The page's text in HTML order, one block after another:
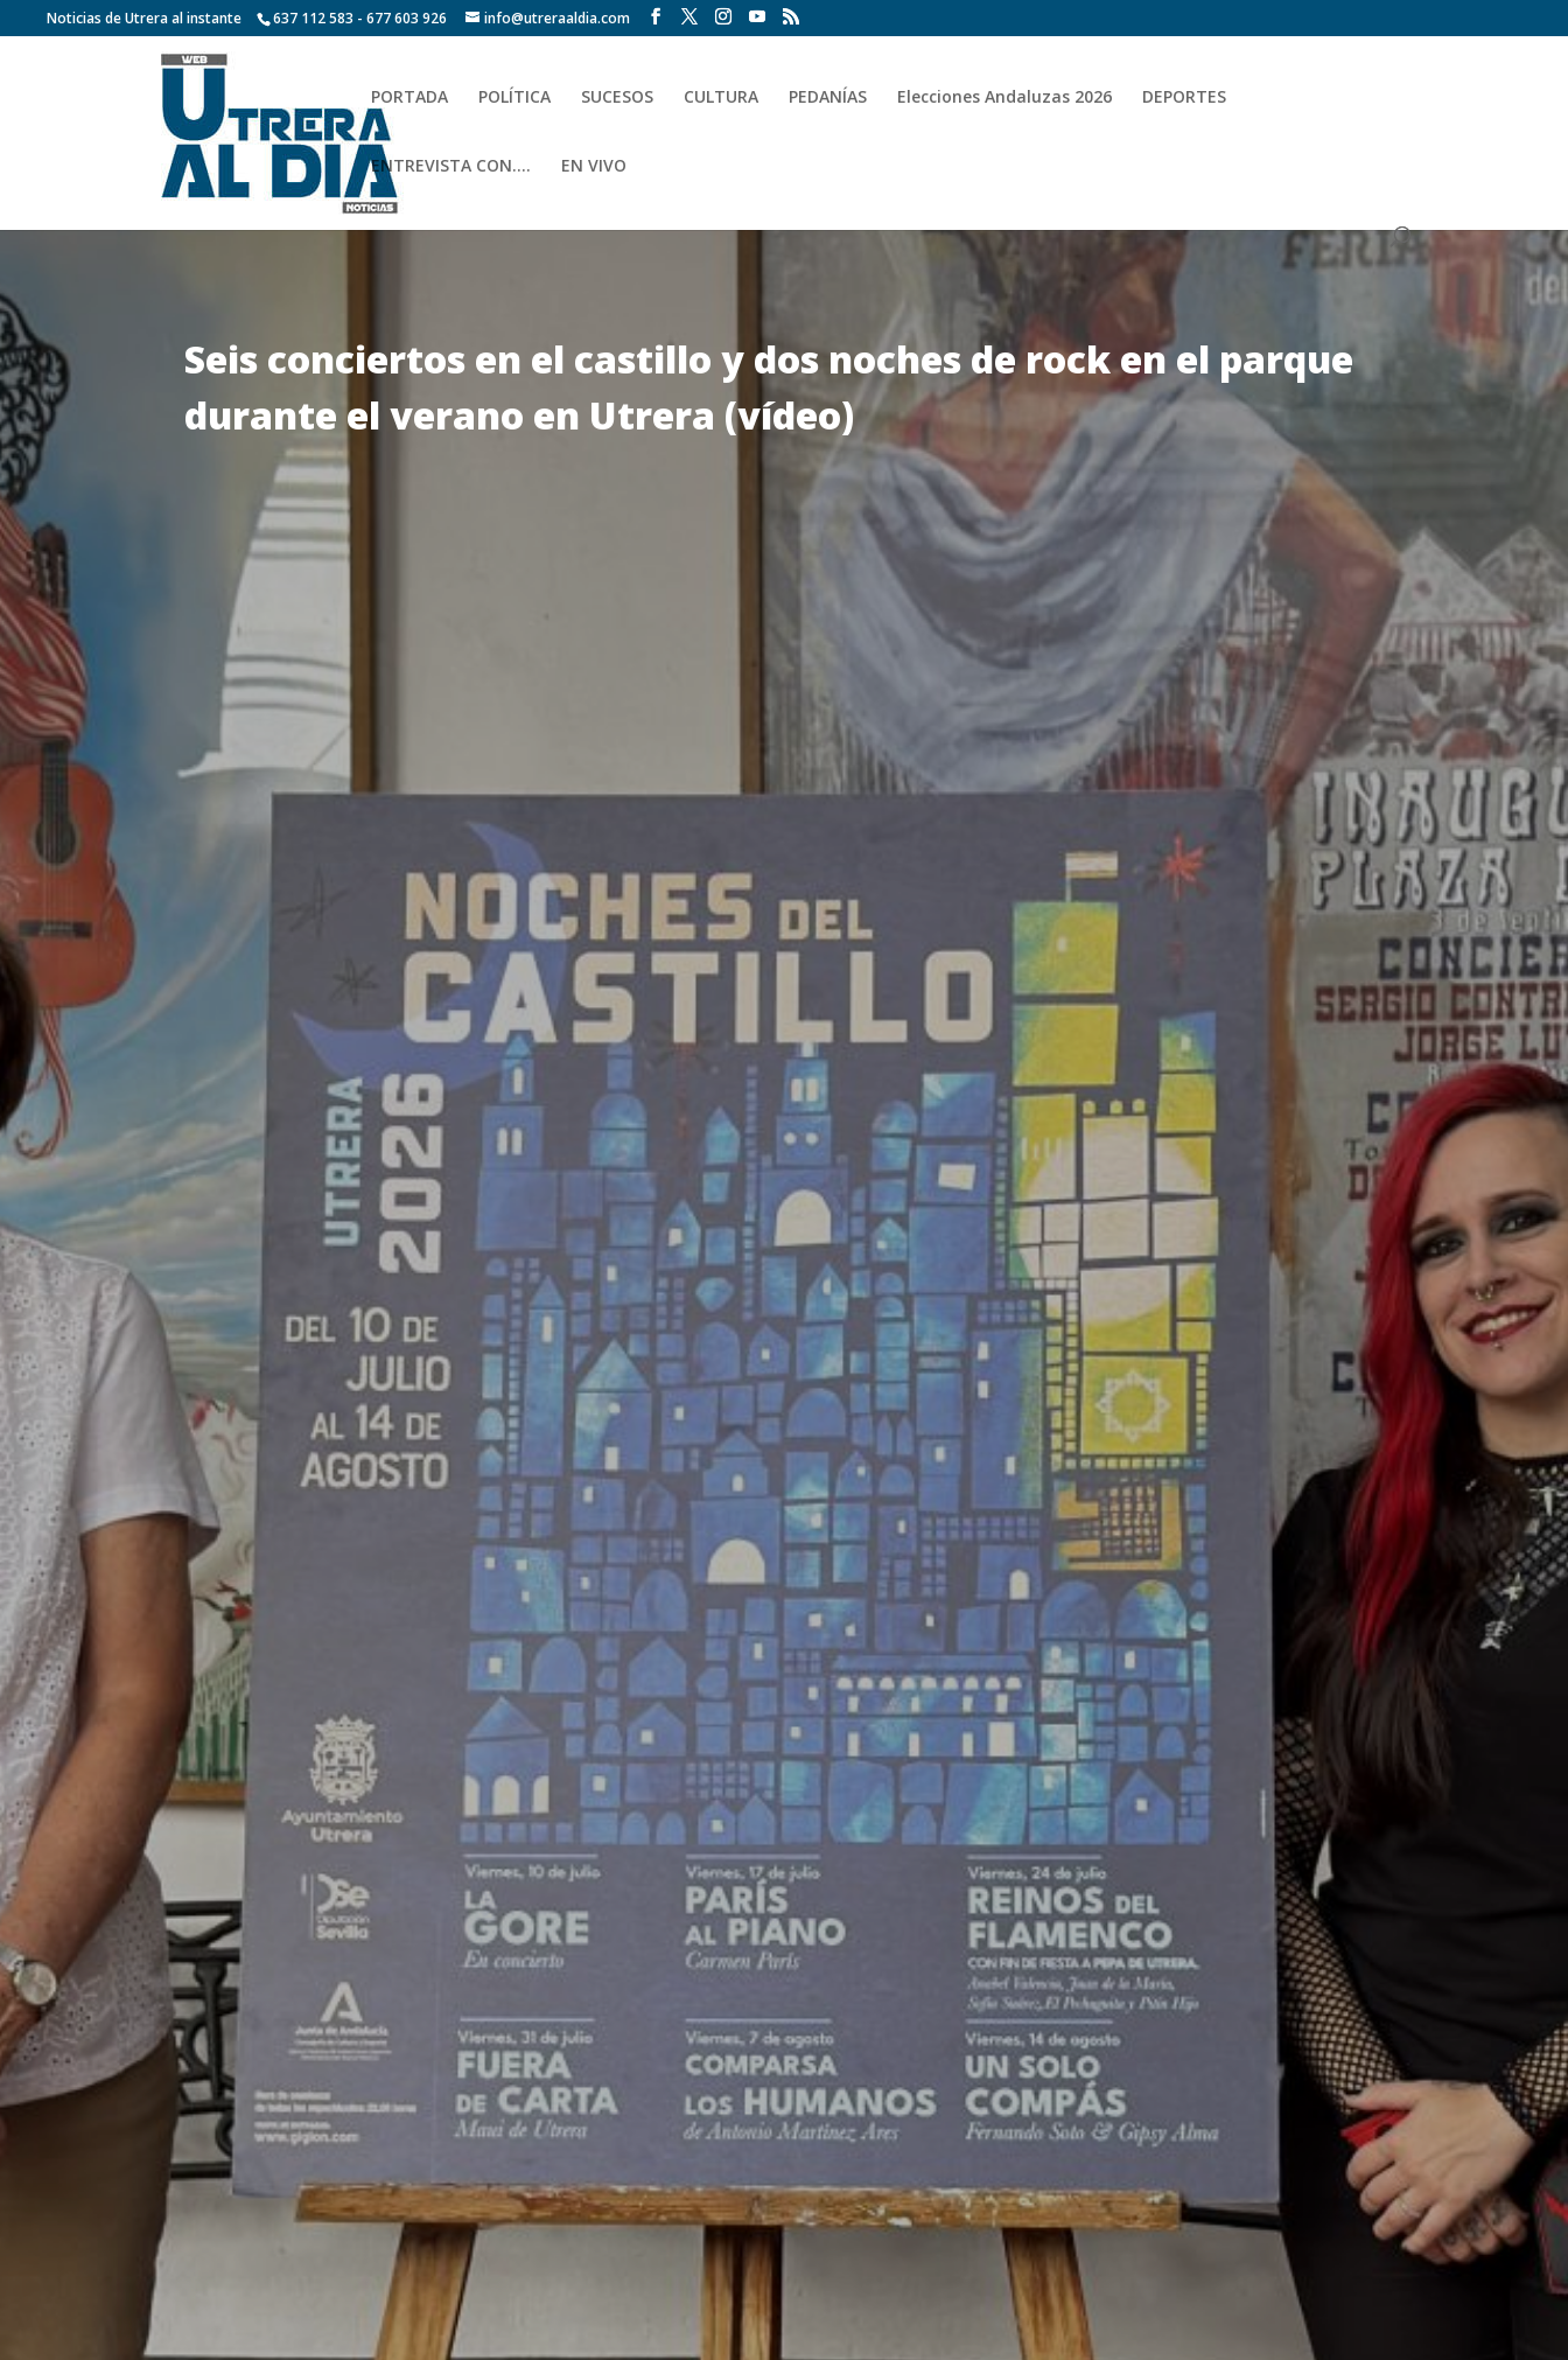
Noticias de Utrera al instante 637 112 583 - 677 603 926 info@utreraaldia.com
PORTADA POLÍTICA SUCESOS CULTURA PEDANÍAS Elecciones Andaluzas 2026 DEPORTES
ENTREVISTA CON…. EN VIVO
Seis conciertos en el castillo y dos noches de rock en el parque
durante el verano en Utrera (vídeo)